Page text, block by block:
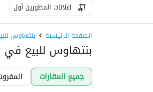
اعلانات المطورين أول
الصفحة الرئيسية بنتهاوس
بنتهاوس للبيع في لا فيستا
جميع العقارات